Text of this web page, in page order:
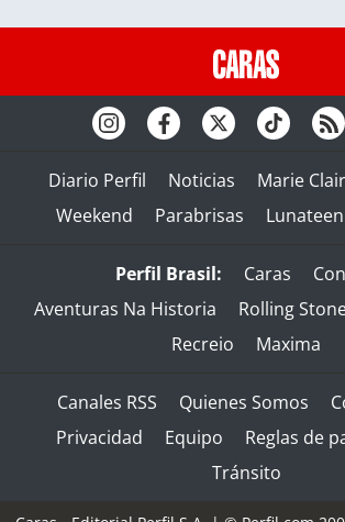
Diario Perfil Noticias Marie
Weekend
Parabrisas Lunateen
Perfil Brasil: Caras
Aventuras Na Historia
Rolling
Recreio
Maxima
Canales RSS Quienes Somos
Privacidad
Equipo
Reglas de
Tránsito